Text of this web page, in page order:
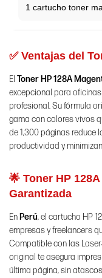
1 cartucho toner
✅ Ventajas del
El Toner HP 128A
excepcional para
profesional. Su fórmula
gama con colores vivos
de 1,300 páginas reduce
productividad y
🌟 Toner HP
Garantizada
En Perú, el cartucho HP
empresas y freelancers
Compatible con las
original te asegura
última página, sin